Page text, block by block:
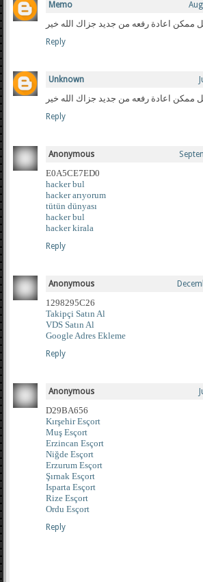
Memo
ممكن اعادة رفعه من جديد جزاك الله خير
Reply
Unknown
ممكن اعادة رفعه من جديد جزاك الله خير
Reply
Anonymous
E0A5CE7ED0
hacker bul
hacker arıyorum
tütün dünyası
hacker bul
hacker kirala
Reply
Anonymous
1298295C26
Takipçi Satın Al
VDS Satın Al
Google Adres Ekleme
Reply
Anonymous
D29BA656
Kırşehir Esçort
Muş Esçort
Erzincan Esçort
Niğde Esçort
Erzurum Esçort
Şırnak Esçort
Isparta Esçort
Rize Esçort
Ordu Esçort
Reply